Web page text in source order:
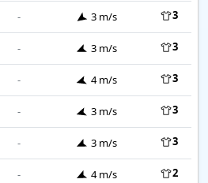
- 3 m/s 3
- 3 m/s 3
- 4 m/s 3
- 3 m/s 3
- 3 m/s 3
- 4 m/s 2